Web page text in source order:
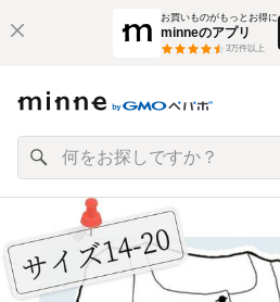
お買いものがもっとお得に
minneのアプリ
3万件以上